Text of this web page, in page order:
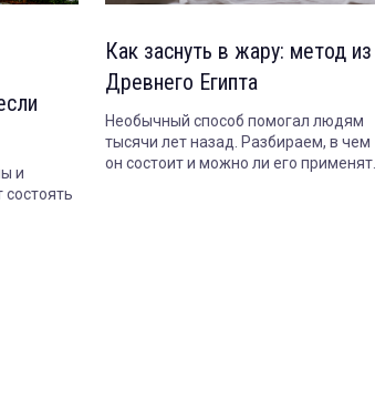
и
Как заснуть в жару: метод из
Древнего Египта
Необычный способ помогал людям
тысячи лет назад. Разбираем, в чем
он состоит и можно ли его применять